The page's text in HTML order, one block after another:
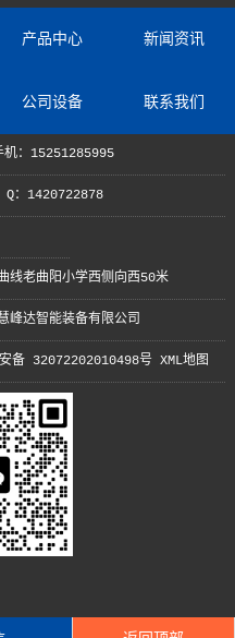
产品中心 新闻资讯
公司设备 联系我们
机：15251285995
Q：1420722878
线老曲阳小学西侧向西50米
达智能装备有限公司
备 32072202010498号 XML地图